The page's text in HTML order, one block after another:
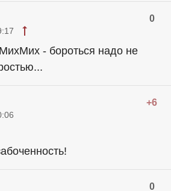
0
- бороться надо не
+6
0